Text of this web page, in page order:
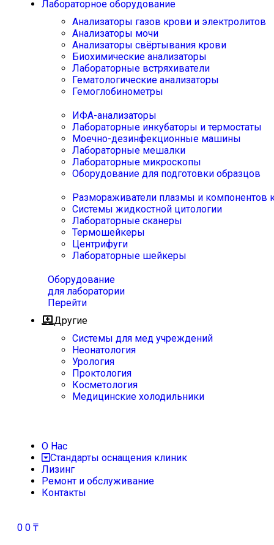
Лабораторное оборудование
Анализаторы газов крови и электролитов
Анализаторы мочи
Анализаторы свёртывания крови
Биохимические анализаторы
Лабораторные встряхиватели
Гематологические анализаторы
Гемоглобинометры
ИФА-анализаторы
Лабораторные инкубаторы и термостаты
Моечно-дезинфекционные машины
Лабораторные мешалки
Лабораторные микроскопы
Оборудование для подготовки образцов
Размораживатели плазмы и компонентов
Системы жидкостной цитологии
Лабораторные сканеры
Термошейкеры
Центрифуги
Лабораторные шейкеры
Оборудование
для лаборатории
Перейти
Другие
Системы для мед учреждений
Неонатология
Урология
Проктология
Косметология
Медицинские холодильники
О Нас
Стандарты оснащения клиник
Лизинг
Ремонт и обслуживание
Контакты
0 0 ₸